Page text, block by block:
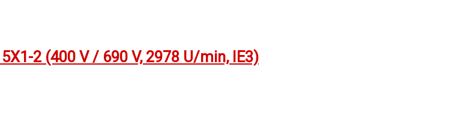
2 (400 V / 690 V, 2978 U/min, IE3)